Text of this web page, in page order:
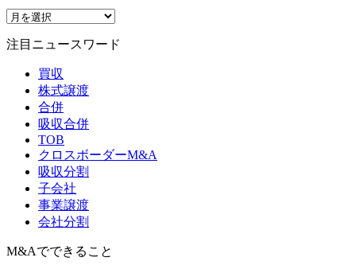
注目ニュースワード
買収
株式譲渡
合併
吸収合併
TOB
クロスボーダーM&A
吸収分割
子会社
事業譲渡
会社分割
M&Aでできること